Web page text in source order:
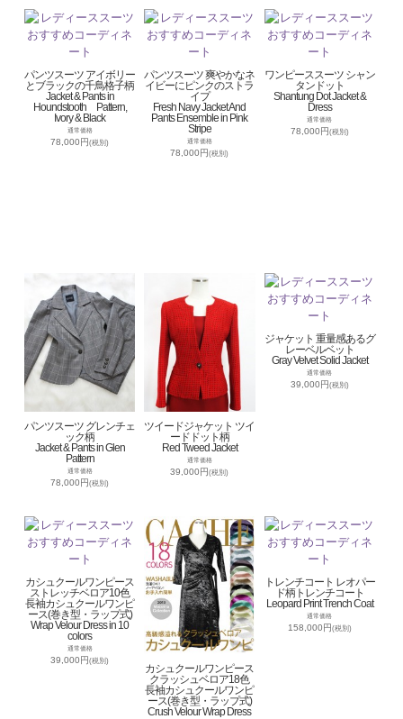
パンツスーツ アイボリー
とブラックの千鳥格子柄
Jacket & Pants in
Houndstooth Pattern,
Ivory & Black
通常価格
78,000円(税別)
パンツスーツ 爽やかなネ
イビーにピンクのストラ
イプ
Fresh Navy Jacket And
Pants Ensemble in Pink
Stripe
通常価格
78,000円(税別)
ワンピーススーツ シャン
タンドット
Shantung Dot Jacket &
Dress
通常価格
78,000円(税別)
パンツスーツ グレンチェ
ック柄
Jacket & Pants in Glen
Pattern
通常価格
78,000円(税別)
ツイードジャケット ツイ
ードドット柄
Red Tweed Jacket
通常価格
39,000円(税別)
ジャケット 重量感あるグ
レーベルベット
Gray Velvet Solid Jacket
通常価格
39,000円(税別)
カシュクールワンピース
ストレッチベロア10色
長袖カシュクールワンピ
ース(巻き型・ラップ式)
Wrap Velour Dress in 10
colors
通常価格
39,000円(税別)
カシュクールワンピース
クラッシュベロア18色
長袖カシュクールワンピ
ース(巻き型・ラップ式)
Crush Velour Wrap Dress
トレンチコート レオパー
ド柄トレンチコート
Leopard Print Trench Coat
通常価格
158,000円(税別)